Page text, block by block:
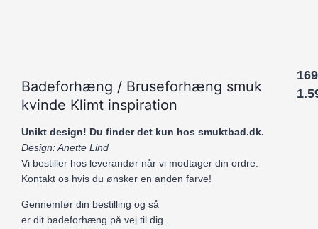
Badeforhæng / Bruseforhæng smuk
kvinde Klimt inspiration
Unikt design! Du finder det kun hos smuktbad.dk.
Design: Anette Lind
Vi bestiller hos leverandør når vi modtager din ordre.
Kontakt os hvis du ønsker en anden farve!
Gennemfør din bestilling og så
er dit badeforhæng på vej til dig.